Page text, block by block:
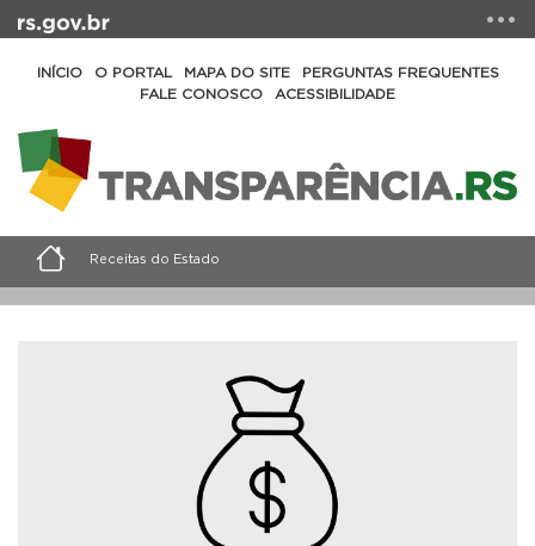
INÍCIO O PORTAL MAPA DO SITE
PERGUNTAS FREQUENTES
FALE CONOSCO
ACESSIBILIDADE
Receitas do Estado
Consulte as receitas totais do Estado, com
detalhamento do lançamento, da previsão e demais
detalhes.